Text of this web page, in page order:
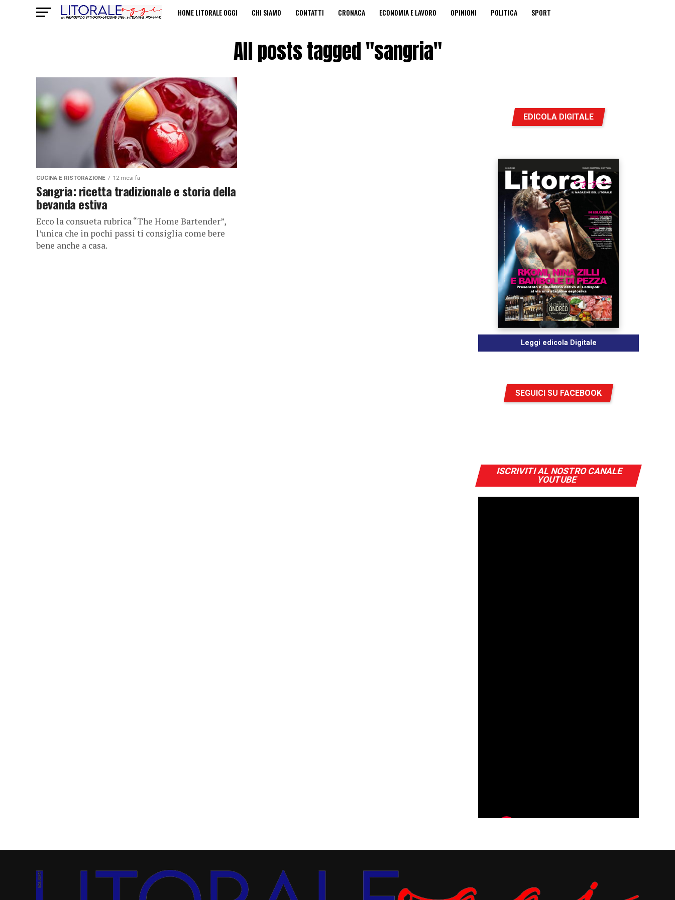
HOME LITORALE OGGI CHI SIAMO CONTATTI CRONACA ECONOMIA E LAVORO OPINIONI POLITICA SPORT
All posts tagged "sangria"
CUCINA E RISTORAZIONE 12 mesi fa
Sangria: ricetta tradizionale e storia della
bevanda estiva
Ecco la consueta rubrica “The Home Bartender”,
l’unica che in pochi passi ti consiglia come bere
bene anche a casa.
EDICOLA DIGITALE
Leggi edicola Digitale
SEGUICI SU FACEBOOK
ISCRIVITI AL NOSTRO CANALE
YOUTUBE